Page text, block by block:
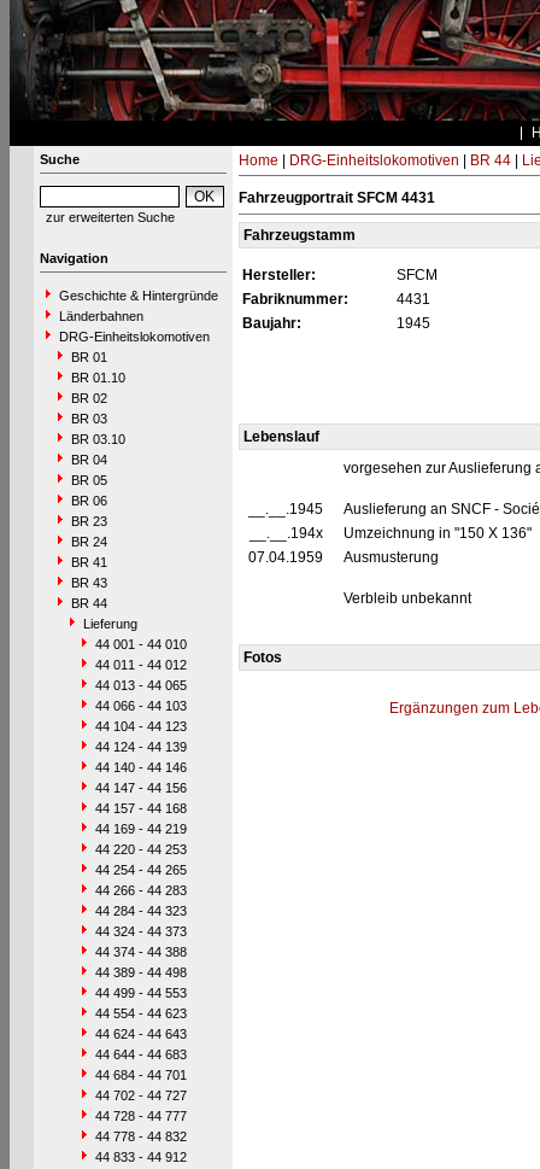
Suche
zur erweiterten Suche
Navigation
Geschichte & Hintergründe
Länderbahnen
DRG-Einheitslokomotiven
BR 01
BR 01.10
BR 02
BR 03
BR 03.10
BR 04
BR 05
BR 06
BR 23
BR 24
BR 41
BR 43
BR 44
Lieferung
44 001 - 44 010
44 011 - 44 012
44 013 - 44 065
44 066 - 44 103
44 104 - 44 123
44 124 - 44 139
44 140 - 44 146
44 147 - 44 156
44 157 - 44 168
44 169 - 44 219
44 220 - 44 253
44 254 - 44 265
44 266 - 44 283
44 284 - 44 323
44 324 - 44 373
44 374 - 44 388
44 389 - 44 498
44 499 - 44 553
44 554 - 44 623
44 624 - 44 643
44 644 - 44 683
44 684 - 44 701
44 702 - 44 727
44 728 - 44 777
44 778 - 44 832
44 833 - 44 912
Home DRG-Einheitslokomotiven BR 44|
Fahrzeugportrait SFCM 4431
Fahrzeugstamm
Hersteller:
SFCM
Fabriknummer:
4431
Baujahr:
1945
Lebenslauf
vorgesehen zur Auslieferung
__.__.1945
Auslieferung an SNCF -
__.__.194x
Umzeichnung in "150 X 136"
07.04.1959
Ausmusterung
Verbleib unbekannt
Fotos
Ergänzungen zum